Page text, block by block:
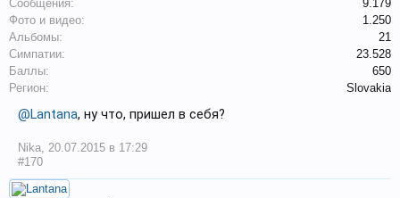
Сообщения:
9.179
Фото и видео:
1.250
Альбомы:
21
Симпатии:
23.528
Баллы:
650
Регион:
Slovakia
@Lantana, ну что, пришел в себя?
Nika, 20.07.2015 в 17:29
#170